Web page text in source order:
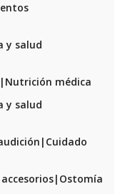
y salud
médica
y salud
audición|Cuidado
accesorios|Ostomía